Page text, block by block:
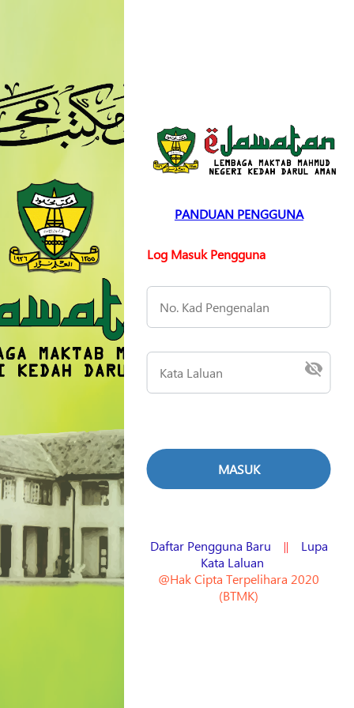
PANDUAN PENGGUNA
Log Masuk Pengguna
Daftar Pengguna Baru || Lupa
Kata Laluan
@Hak Cipta Terpelihara 2020
(BTMK)